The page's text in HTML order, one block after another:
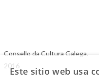
Consello da Cultura Galega.
2016
Este sitio web usa